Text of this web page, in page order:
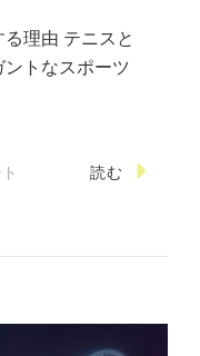
理由 テニスと
トなスポーツ
読む